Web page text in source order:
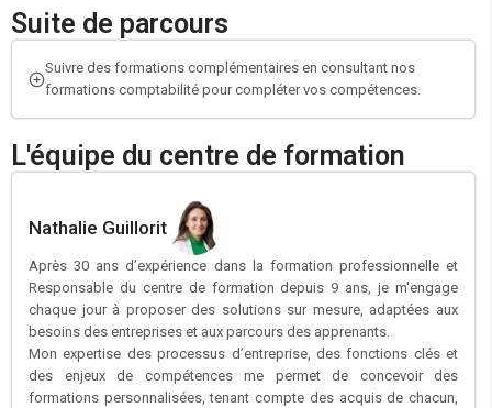
Suite de parcours
Suivre des formations complémentaires en consultant nos
formations comptabilité pour compléter vos compétences.
L'équipe du centre de formation
Nathalie Guillorit
Après 30 ans d’expérience dans la formation professionnelle et
Responsable du centre de formation depuis 9 ans, je m'engage
chaque jour à proposer des solutions sur mesure, adaptées aux
besoins des entreprises et aux parcours des apprenants.
Mon expertise des processus d’entreprise, des fonctions clés et
des enjeux de compétences me permet de concevoir des
formations personnalisées, tenant compte des acquis de chacun,